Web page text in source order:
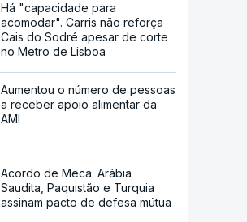
Há "capacidade para
acomodar". Carris não reforça
Cais do Sodré apesar de corte
no Metro de Lisboa
Aumentou o número de pessoas
a receber apoio alimentar da
AMI
Acordo de Meca. Arábia
Saudita, Paquistão e Turquia
assinam pacto de defesa mútua